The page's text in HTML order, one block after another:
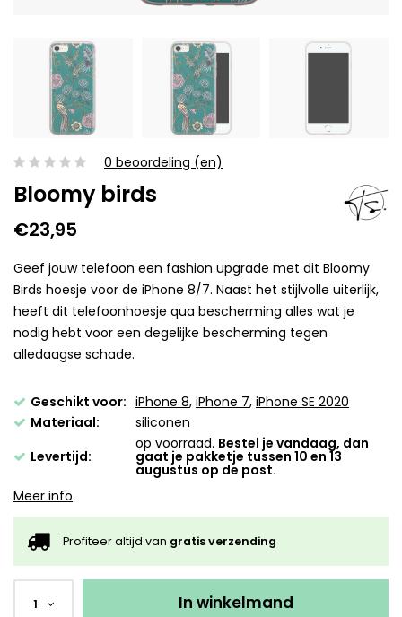
0 beoordeling (en)
Bloomy birds
€23,95
Geef jouw telefoon een fashion upgrade met dit Bloomy
Birds hoesje voor de iPhone 8/7. Naast het stijlvolle uiterlijk,
heeft dit telefoonhoesje qua bescherming alles wat je
nodig hebt voor een degelijke bescherming tegen
alledaagse schade.
Geschikt voor: iPhone 8, iPhone 7, iPhone SE 2020
Materiaal:
siliconen
Levertijd:
op voorraad. Bestel je vandaag, dan
gaat je pakketje tussen 10 en 13
augustus op de post.
Meer info
Profiteer altijd van gratis verzending
1 In winkelmand